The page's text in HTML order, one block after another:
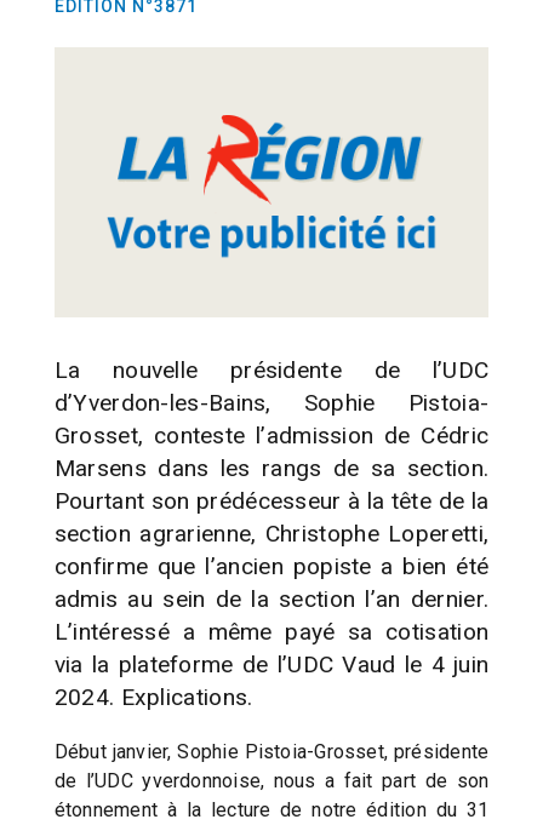
EDITION N°3871
La nouvelle présidente de l’UDC
d’Yverdon-les-Bains, Sophie Pistoia-
Grosset, conteste l’admission de Cédric
Marsens dans les rangs de sa section.
Pourtant son prédécesseur à la tête de la
section agrarienne, Christophe Loperetti,
confirme que l’ancien popiste a bien été
admis au sein de la section l’an dernier.
L’intéressé a même payé sa cotisation
via la plateforme de l’UDC Vaud le 4 juin
2024. Explications.
Début janvier, Sophie Pistoia-Grosset, présidente
de l’UDC yverdonnoise, nous a fait part de son
étonnement à la lecture de notre édition du 31